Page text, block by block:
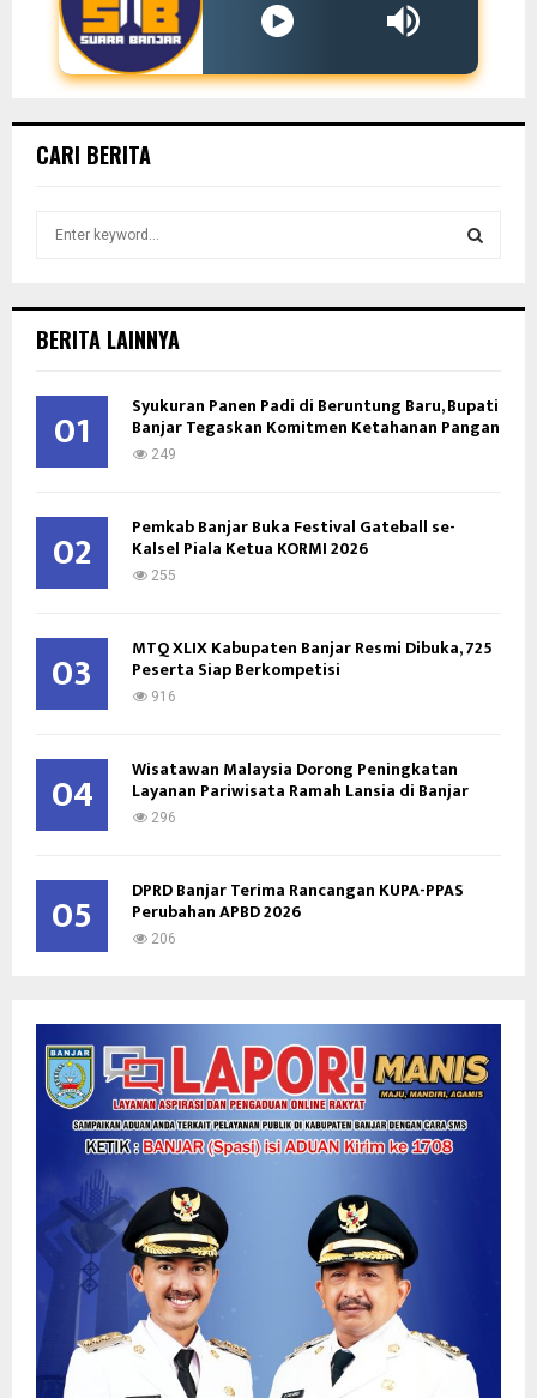
CARI BERITA
h
o
R
BERITA LAINNYA
01 Syukuran Panen Padi di Beruntung Baru, Bupati
Banjar Tegaskan Komitmen Ketahanan Pangan
249
02 Pemkab Banjar Buka Festival Gateball se-
Kalsel Piala Ketua KORMI 2026
255
03 MTQ XLIX Kabupaten Banjar Resmi Dibuka, 725
Peserta Siap Berkompetisi
916
04 Wisatawan Malaysia Dorong Peningkatan
Layanan Pariwisata Ramah Lansia di Banjar
296
05 DPRD Banjar Terima Rancangan KUPA-PPAS
Perubahan APBD 2026
206